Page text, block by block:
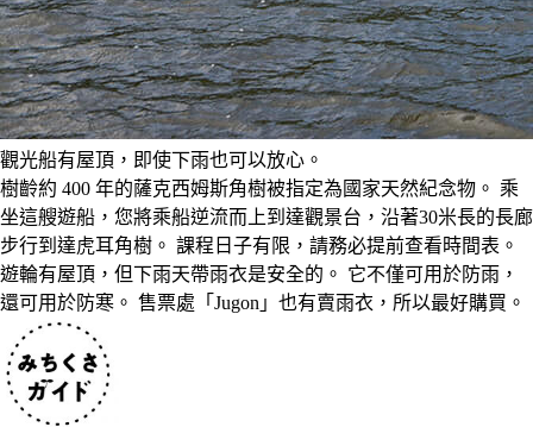
觀光船有屋頂，即使下雨也可以放心。
樹齡約 400 年的薩克西姆斯角樹被指定為國家天然紀念物。 乘
坐這艘遊船，您將乘船逆流而上到達觀景台，沿著30米長的長廊
步行到達虎耳角樹。 課程日子有限，請務必提前查看時間表。
遊輪有屋頂，但下雨天帶雨衣是安全的。 它不僅可用於防雨，
還可用於防寒。 售票處「Jugon」也有賣雨衣，所以最好購買。